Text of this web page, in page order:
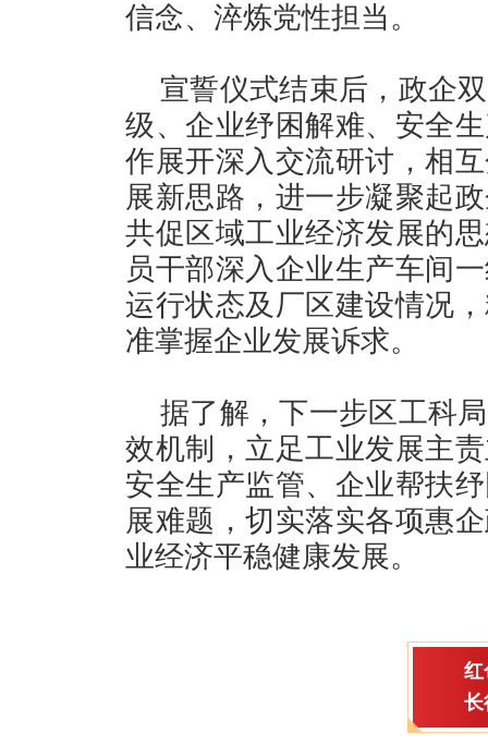
信念、淬炼党性担当。
宣誓仪式结束后，政企
级、企业纾困解难、安全
作展开深入交流研讨，相
展新思路，进一步凝聚起
共促区域工业经济发展的
员干部深入企业生产车间
运行状态及厂区建设情况
准掌握企业发展诉求。
据了解，下一步区工科
效机制，立足工业发展主
安全生产监管、企业帮扶
展难题，切实落实各项惠
业经济平稳健康发展。
红
长